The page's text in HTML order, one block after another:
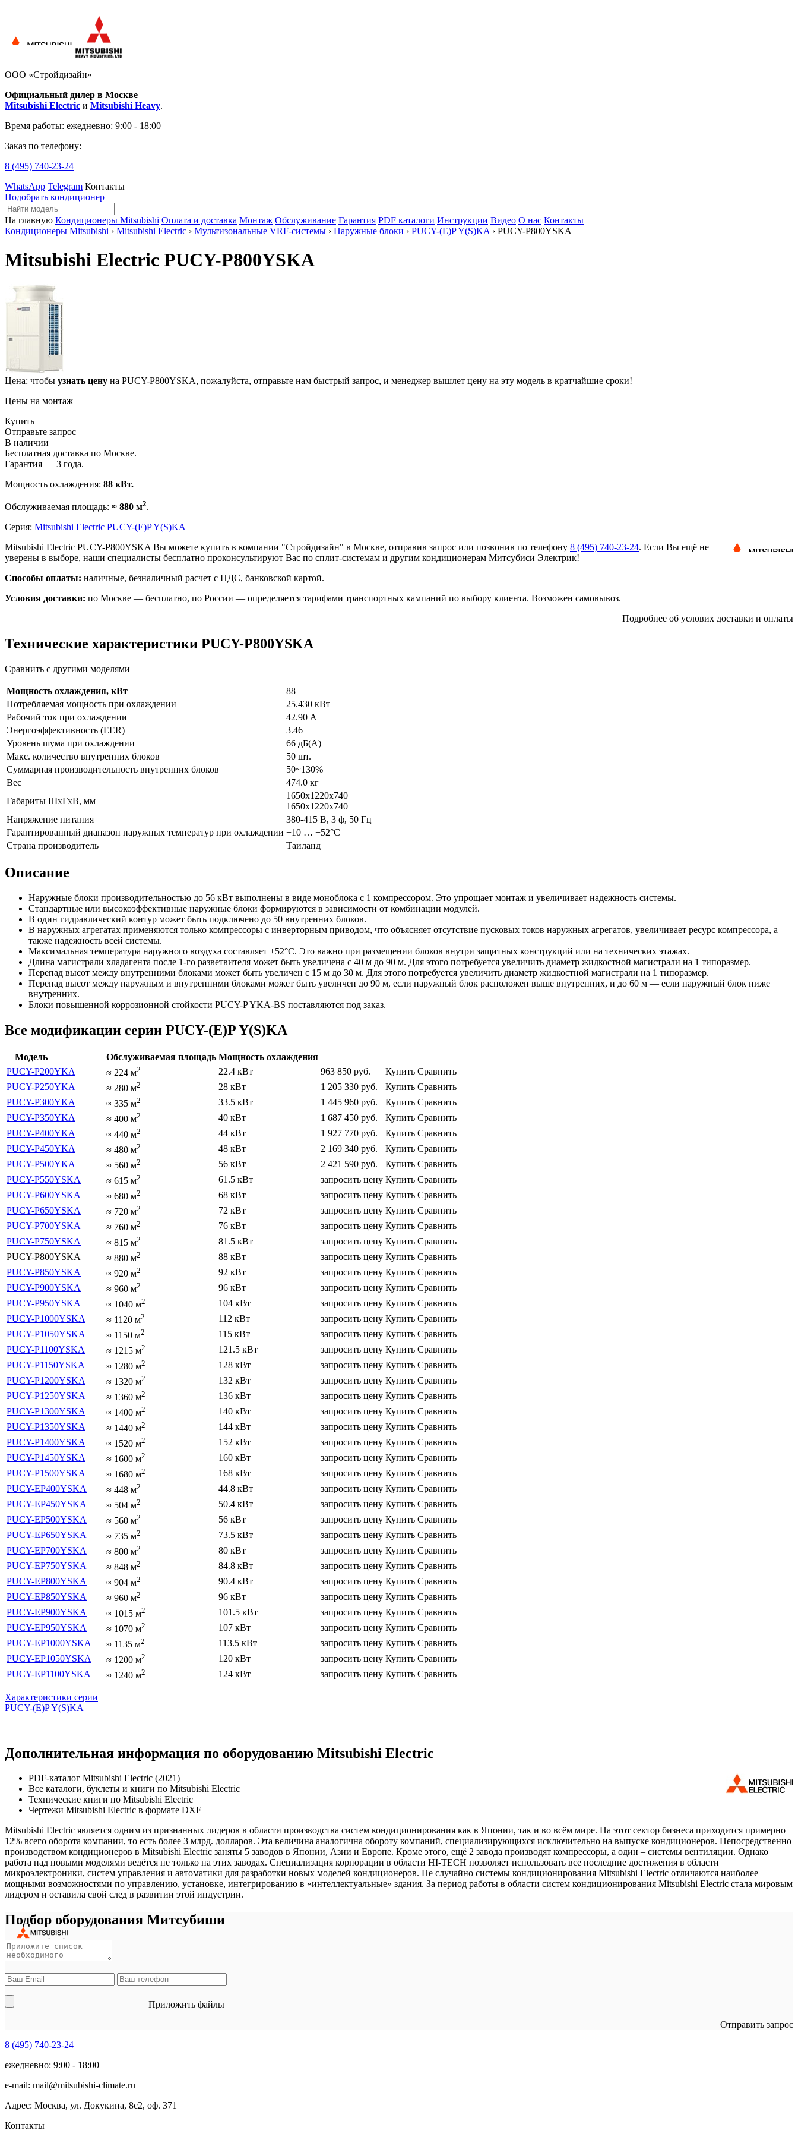
ООО «Стройдизайн»
Официальный дилер в Москве
Mitsubishi Electric и Mitsubishi Heavy.
Время работы: ежедневно: 9:00 - 18:00
Заказ по телефону:
8 (495) 740-23-24
WhatsApp Telegram Контакты
Подобрать кондиционер
На главную Кондиционеры Mitsubishi Оплата и доставка Монтаж Обслуживание Гарантия PDF каталоги Инструкции Видео О нас Контакты
Кондиционеры Mitsubishi › Mitsubishi Electric › Мультизональные VRF-системы › Наружные блоки › PUCY-(E)P Y(S)KA › PUCY-P800YSKA
Mitsubishi Electric PUCY-P800YSKA
Цена: чтобы узнать цену на PUCY-P800YSKA, пожалуйста, отправьте нам быстрый запрос, и менеджер вышлет цену на эту модель в кратчайшие сроки!
Цены на монтаж
Купить
Отправьте запрос
В наличии
Бесплатная доставка по Москве.
Гарантия — 3 года.
Мощность охлаждения: 88 кВт.
Обслуживаемая площадь: ≈ 880 м2.
Серия: Mitsubishi Electric PUCY-(E)P Y(S)KA
Mitsubishi Electric PUCY-P800YSKA Вы можете купить в компании "Стройдизайн" в Москве, отправив запрос или позвонив по телефону 8 (495) 740-23-24. Если Вы ещё не
уверены в выборе, наши специалисты бесплатно проконсультируют Вас по сплит-системам и другим кондиционерам Митсубиси Электрик!
Способы оплаты: наличные, безналичный расчет с НДС, банковской картой.
Условия доставки: по Москве — бесплатно, по России — определяется тарифами транспортных кампаний по выбору клиента. Возможен самовывоз.
Подробнее об услових доставки и оплаты
Технические характеристики PUCY-P800YSKA
Сравнить с другими моделями
Мощность охлаждения, кВт
88
Потребляемая мощность при охлаждении
25.430 кВт
Рабочий ток при охлаждении
42.90 А
Энергоэффективность (EER)
3.46
Уровень шума при охлаждении
66 дБ(А)
Макс. количество внутренних блоков
50 шт.
Суммарная производительность внутренних блоков
50~130%
Вес
474.0 кг
Габариты ШхГхВ, мм
1650x1220x740
1650x1220x740
Напряжение питания
380-415 В, 3 ф, 50 Гц
Гарантированный диапазон наружных температур при охлаждении +10 … +52°C
Страна производитель
Таиланд
Описание
Наружные блоки производительностью до 56 кВт выполнены в виде моноблока с 1 компрессором. Это упрощает монтаж и увеличивает надежность системы.
Стандартные или высокоэффективные наружные блоки формируются в зависимости от комбинации модулей.
В один гидравлический контур может быть подключено до 50 внутренних блоков.
В наружных агрегатах применяются только компрессоры с инверторным приводом, что объясняет отсутствие пусковых токов наружных агрегатов, увеличивает ресурс компрессора, а
также надежность всей системы.
Максимальная температура наружного воздуха составляет +52°С. Это важно при размещении блоков внутри защитных конструкций или на технических этажах.
Длина магистрали хладагента после 1-го разветвителя может быть увеличена с 40 м до 90 м. Для этого потребуется увеличить диаметр жидкостной магистрали на 1 типоразмер.
Перепад высот между внутренними блоками может быть увеличен с 15 м до 30 м. Для этого потребуется увеличить диаметр жидкостной магистрали на 1 типоразмер.
Перепад высот между наружным и внутренними блоками может быть увеличен до 90 м, если наружный блок расположен выше внутренних, и до 60 м — если наружный блок ниже
внутренних.
Блоки повышенной коррозионной стойкости PUCY-P YKA-BS поставляются под заказ.
Все модификации серии PUCY-(E)P Y(S)KA
Модель Обслуживаемая площадь Мощность охлаждения
PUCY-P200YKA
≈ 224 м2 22.4 кВт 963 850 руб. Купить Сравнить
PUCY-P250YKA
≈ 280 м2 28 кВт 1 205 330 руб. Купить Сравнить
PUCY-P300YKA
≈ 335 м2 33.5 кВт 1 445 960 руб. Купить Сравнить
PUCY-P350YKA
≈ 400 м2 40 кВт 1 687 450 руб. Купить Сравнить
PUCY-P400YKA
≈ 440 м2 44 кВт 1 927 770 руб. Купить Сравнить
PUCY-P450YKA
≈ 480 м2 48 кВт 2 169 340 руб. Купить Сравнить
PUCY-P500YKA
≈ 560 м2 56 кВт 2 421 590 руб. Купить Сравнить
PUCY-P550YSKA
≈ 615 м2 61.5 кВт запросить цену Купить Сравнить
PUCY-P600YSKA
≈ 680 м2 68 кВт запросить цену Купить Сравнить
PUCY-P650YSKA
≈ 720 м2 72 кВт запросить цену Купить Сравнить
PUCY-P700YSKA
≈ 760 м2 76 кВт запросить цену Купить Сравнить
PUCY-P750YSKA
≈ 815 м2 81.5 кВт запросить цену Купить Сравнить
PUCY-P800YSKA
≈ 880 м2 88 кВт запросить цену Купить Сравнить
PUCY-P850YSKA
≈ 920 м2 92 кВт запросить цену Купить Сравнить
PUCY-P900YSKA
≈ 960 м2 96 кВт запросить цену Купить Сравнить
PUCY-P950YSKA
≈ 1040 м2 104 кВт запросить цену Купить Сравнить
PUCY-P1000YSKA
≈ 1120 м2 112 кВт запросить цену Купить Сравнить
PUCY-P1050YSKA
≈ 1150 м2 115 кВт запросить цену Купить Сравнить
PUCY-P1100YSKA
≈ 1215 м2 121.5 кВт запросить цену Купить Сравнить
PUCY-P1150YSKA
≈ 1280 м2 128 кВт запросить цену Купить Сравнить
PUCY-P1200YSKA
≈ 1320 м2 132 кВт запросить цену Купить Сравнить
PUCY-P1250YSKA
≈ 1360 м2 136 кВт запросить цену Купить Сравнить
PUCY-P1300YSKA
≈ 1400 м2 140 кВт запросить цену Купить Сравнить
PUCY-P1350YSKA
≈ 1440 м2 144 кВт запросить цену Купить Сравнить
PUCY-P1400YSKA
≈ 1520 м2 152 кВт запросить цену Купить Сравнить
PUCY-P1450YSKA
≈ 1600 м2 160 кВт запросить цену Купить Сравнить
PUCY-P1500YSKA
≈ 1680 м2 168 кВт запросить цену Купить Сравнить
PUCY-EP400YSKA
≈ 448 м2 44.8 кВт запросить цену Купить Сравнить
PUCY-EP450YSKA
≈ 504 м2 50.4 кВт запросить цену Купить Сравнить
PUCY-EP500YSKA
≈ 560 м2 56 кВт запросить цену Купить Сравнить
PUCY-EP650YSKA
≈ 735 м2 73.5 кВт запросить цену Купить Сравнить
PUCY-EP700YSKA
≈ 800 м2 80 кВт запросить цену Купить Сравнить
PUCY-EP750YSKA
≈ 848 м2 84.8 кВт запросить цену Купить Сравнить
PUCY-EP800YSKA
≈ 904 м2 90.4 кВт запросить цену Купить Сравнить
PUCY-EP850YSKA
≈ 960 м2 96 кВт запросить цену Купить Сравнить
PUCY-EP900YSKA
≈ 1015 м2 101.5 кВт запросить цену Купить Сравнить
PUCY-EP950YSKA
≈ 1070 м2 107 кВт запросить цену Купить Сравнить
PUCY-EP1000YSKA
≈ 1135 м2 113.5 кВт запросить цену Купить Сравнить
PUCY-EP1050YSKA
≈ 1200 м2 120 кВт запросить цену Купить Сравнить
PUCY-EP1100YSKA
≈ 1240 м2 124 кВт запросить цену Купить Сравнить
Характеристики серии
PUCY-(E)P Y(S)KA
Дополнительная информация по оборудованию Mitsubishi Electric
PDF-каталог Mitsubishi Electric (2021)
Все каталоги, буклеты и книги по Mitsubishi Electric
Технические книги по Mitsubishi Electric
Чертежи Mitsubishi Electric в формате DXF
Mitsubishi Electric является одним из признанных лидеров в области производства систем кондиционирования как в Японии, так и во всём мире. На этот сектор бизнеса приходится примерно
12% всего оборота компании, то есть более 3 млрд. долларов. Эта величина аналогична обороту компаний, специализирующихся исключительно на выпуске кондиционеров. Непосредственно
производством кондиционеров в Mitsubishi Electric заняты 5 заводов в Японии, Азии и Европе. Кроме этого, ещё 2 завода производят компрессоры, а один – системы вентиляции. Однако
работа над новыми моделями ведётся не только на этих заводах. Специализация корпорации в области HI-TECH позволяет использовать все последние достижения в области
микроэлектроники, систем управления и автоматики для разработки новых моделей кондиционеров. Не случайно системы кондиционирования Mitsubishi Electric отличаются наиболее
мощными возможностями по управлению, установке, интегрированию в «интеллектуальные» здания. За период работы в области систем кондиционирования Mitsubishi Electric стала мировым
лидером и оставила свой след в развитии этой индустрии.
Подбор оборудования Митсубиши
Приложить файлы
Отправить запрос
8 (495) 740-23-24
ежедневно: 9:00 - 18:00
e-mail: mail@mitsubishi-climate.ru
Адрес: Москва, ул. Докукина, 8с2, оф. 371
Контакты